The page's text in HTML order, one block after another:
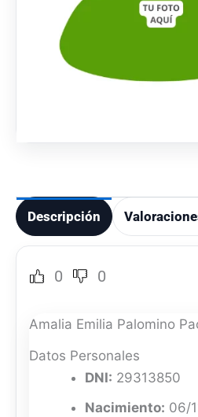
Descripción
0 0
Amalia Emilia Palomino
Datos Personales
DNI: 29313850
Nacimiento: 06/